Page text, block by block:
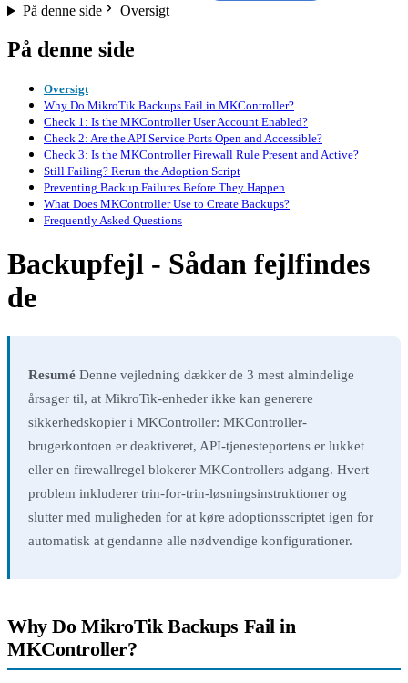
På denne side Oversigt
På denne side
Oversigt
Why Do MikroTik Backups Fail in MKController?
Check 1: Is the MKController User Account Enabled?
Check 2: Are the API Service Ports Open and Accessible?
Check 3: Is the MKController Firewall Rule Present and Active?
Still Failing? Rerun the Adoption Script
Preventing Backup Failures Before They Happen
What Does MKController Use to Create Backups?
Frequently Asked Questions
Backupfejl - Sådan fejlfindes
de
Resumé Denne vejledning dækker de 3 mest almindelige
årsager til, at MikroTik-enheder ikke kan generere
sikkerhedskopier i MKController: MKController-
brugerkontoen er deaktiveret, API-tjenesteportens er lukket
eller en firewallregel blokerer MKControllers adgang. Hvert
problem inkluderer trin-for-trin-løsningsinstruktioner og
slutter med muligheden for at køre adoptionsscriptet igen for
automatisk at gendanne alle nødvendige konfigurationer.
Why Do MikroTik Backups Fail in
MKController?